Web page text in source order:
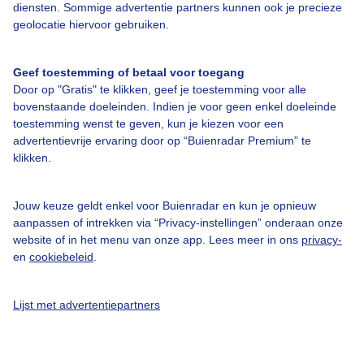
diensten. Sommige advertentie partners kunnen ook je precieze
geolocatie hiervoor gebruiken.
Geef toestemming of betaal voor toegang
Door op "Gratis" te klikken, geef je toestemming voor alle
bovenstaande doeleinden. Indien je voor geen enkel doeleinde
toestemming wenst te geven, kun je kiezen voor een
advertentievrije ervaring door op “Buienradar Premium” te
klikken.
Jouw keuze geldt enkel voor Buienradar en kun je opnieuw
aanpassen of intrekken via “Privacy-instellingen” onderaan onze
website of in het menu van onze app. Lees meer in ons privacy-
en cookiebeleid
Lijst met advertentiepartners
Contact
Toegankelijkheid
Gebruikersvoorwaarden
Buienradar Team
Privacy beleid
Cookie beleid
Gratis weerdata